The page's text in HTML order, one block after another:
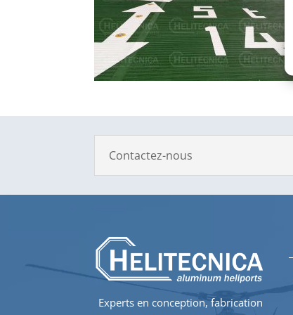
Contactez-nous
Experts en conception, fabrication